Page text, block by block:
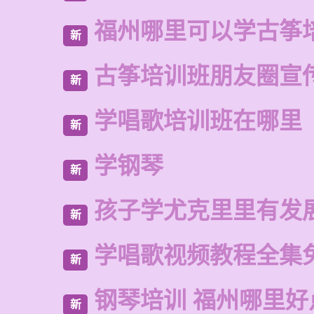
新 福州哪里可以学古筝
新 古筝培训班朋友圈宣
新 学唱歌培训班在哪里
新 学钢琴
新 孩子学尤克里里有发
新 学唱歌视频教程全集
新 钢琴培训 福州哪里